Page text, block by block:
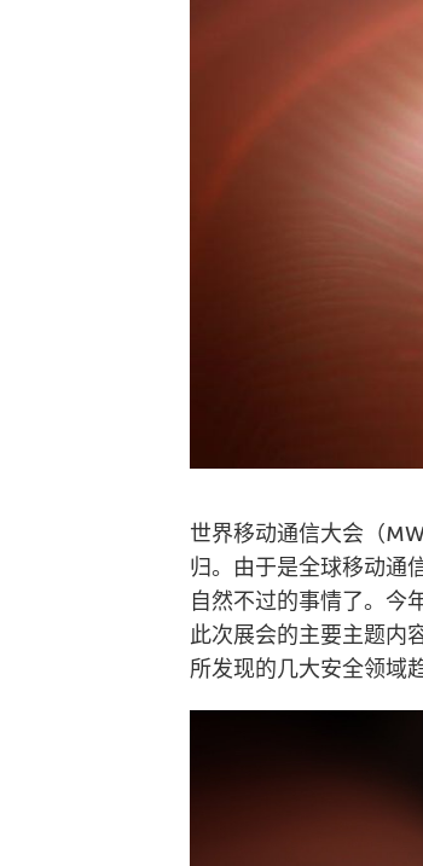
世界移动通信大会（
归。由于是全球移动通
自然不过的事情了。今
此次展会的主要主题内
所发现的几大安全领域